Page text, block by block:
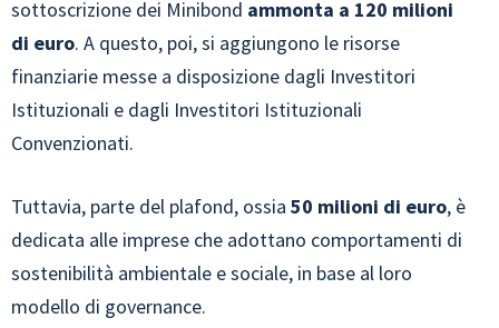
sottoscrizione dei Minibond ammonta a 120 milioni
di euro. A questo, poi, si aggiungono le risorse
finanziarie messe a disposizione dagli Investitori
Istituzionali e dagli Investitori Istituzionali
Convenzionati.
Tuttavia, parte del plafond, ossia 50 milioni di euro, è
dedicata alle imprese che adottano comportamenti di
sostenibilità ambientale e sociale, in base al loro
modello di governance.